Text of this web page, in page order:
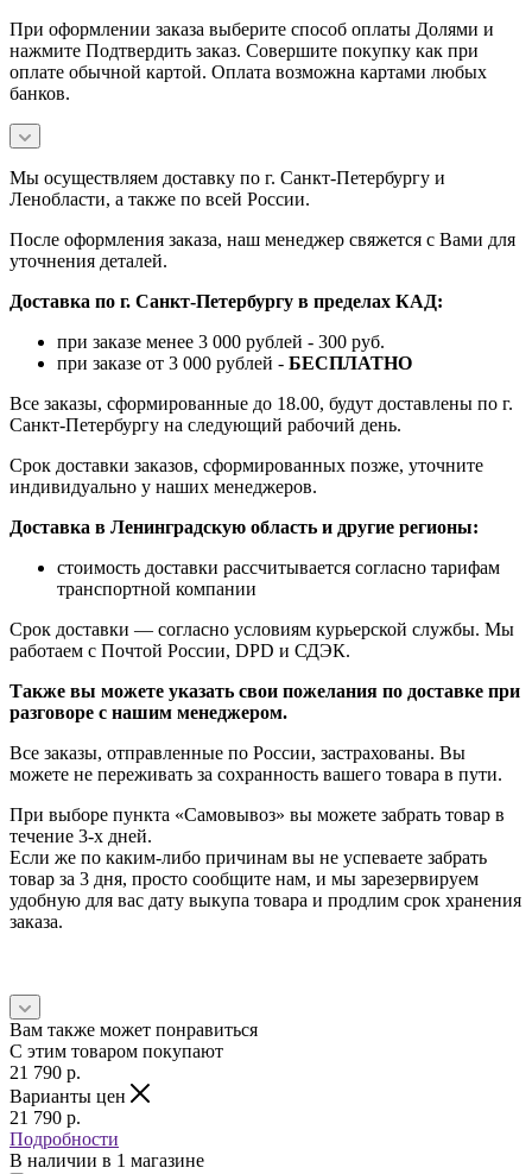
При оформлении заказа выберите способ оплаты Долями и
нажмите Подтвердить заказ. Совершите покупку как при
оплате обычной картой. Оплата возможна картами любых
банков.
Мы осуществляем доставку по г. Санкт-Петербургу и
Ленобласти, а также по всей России.
После оформления заказа, наш менеджер свяжется с Вами для
уточнения деталей.
Доставка по г. Санкт-Петербургу в пределах КАД:
при заказе менее 3 000 рублей - 300 руб.
при заказе от 3 000 рублей - БЕСПЛАТНО
Все заказы, сформированные до 18.00, будут доставлены по г.
Санкт-Петербургу на следующий рабочий день.
Срок доставки заказов, сформированных позже, уточните
индивидуально у наших менеджеров.
Доставка в Ленинградскую область и другие регионы:
стоимость доставки рассчитывается согласно тарифам
транспортной компании
Срок доставки — согласно условиям курьерской службы. Мы
работаем с Почтой России, DPD и СДЭК.
Также вы можете указать свои пожелания по доставке при
разговоре с нашим менеджером.
Все заказы, отправленные по России, застрахованы. Вы
можете не переживать за сохранность вашего товара в пути.
При выборе пункта «Самовывоз» вы можете забрать товар в
течение 3-х дней.
Если же по каким-либо причинам вы не успеваете забрать
товар за 3 дня, просто сообщите нам, и мы зарезервируем
удобную для вас дату выкупа товара и продлим срок хранения
заказа.
Вам также может понравиться
С этим товаром покупают
21 790 p.
Варианты цен
21 790 p.
Подробности
В наличии в 1 магазине